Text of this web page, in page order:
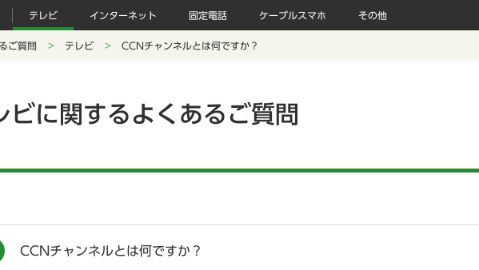
テレビ インターネット 固定電話 ケーブルスマホ その他
ご質問 テレビ CCNチャンネルとは何ですか？
ビに関するよくあるご質問
CCNチャンネルとは何ですか？